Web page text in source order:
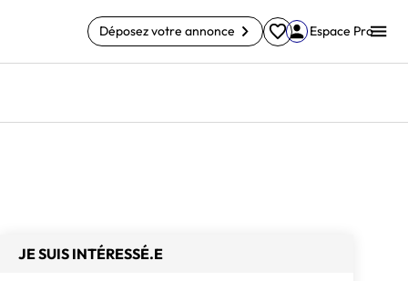
Déposez votre annonce Espace Pro
JE SUIS INTÉRESSÉ.E